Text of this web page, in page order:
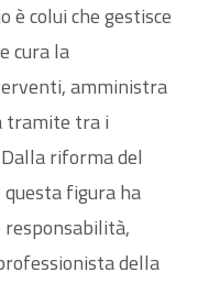
è colui che gestisce
cura la
amministra
tramite tra i
riforma del
figura ha
della